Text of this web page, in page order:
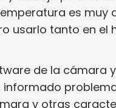
es muy
usarlo tanto en el
de la cámara
informado
y otras